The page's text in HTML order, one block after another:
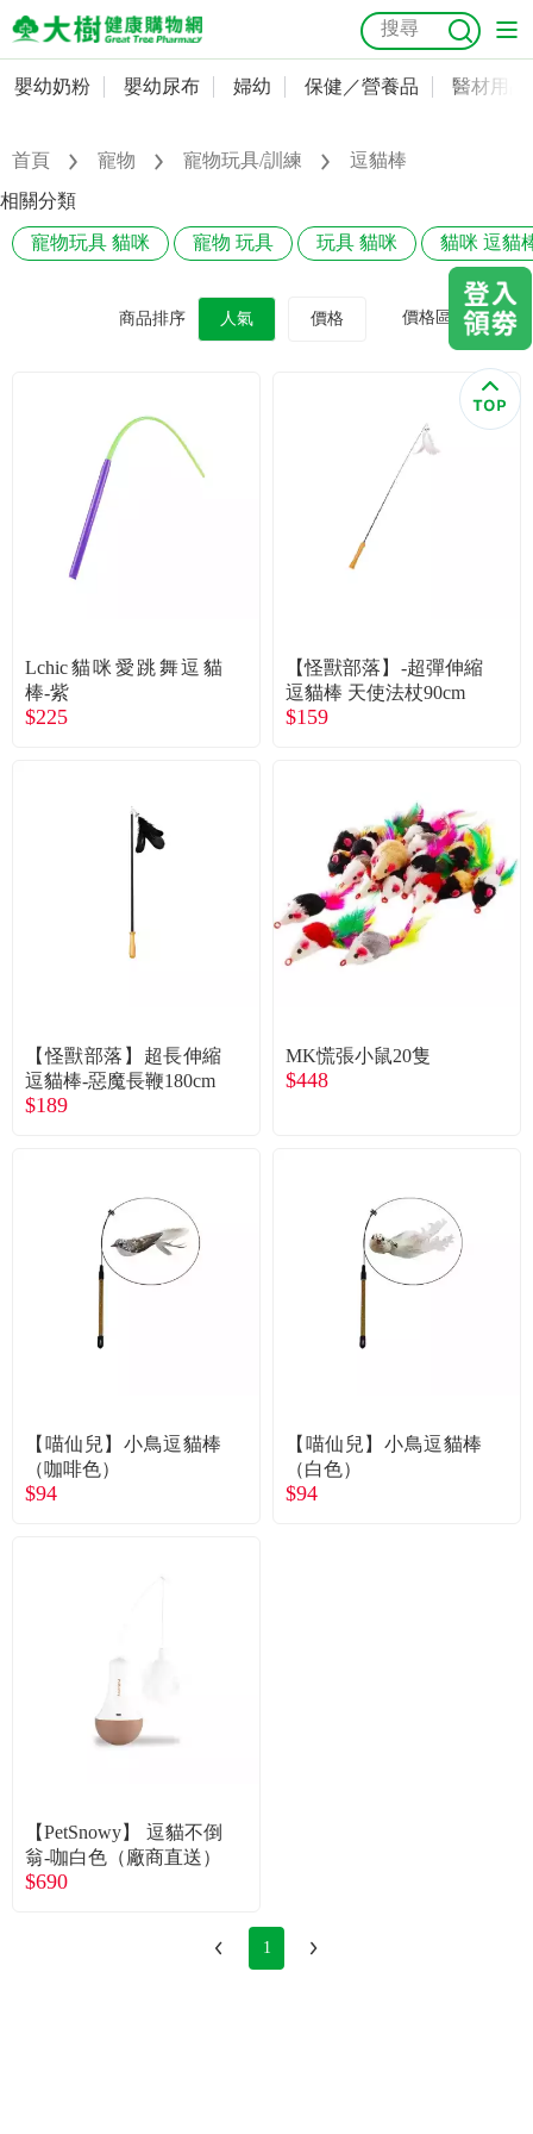
嬰幼奶粉
嬰幼尿布
婦幼
美容／個人清潔
食品／健康食補
名人嚴選
常見問題
抗菌 尿布 大樹獨家 益生菌 魚油 幼兒米餅
奶瓶奶嘴
會員資料及密碼修改
常用收件人清單
訂單查詢
優惠券領取
優惠券查詢
嬰幼奶粉 嬰幼尿布 婦幼 保健／營養品 醫材用品
首頁 寵物 寵物玩具/訓練
逗貓棒
相關分類
寵物玩具 貓咪 寵物 玩具 玩具 貓咪 貓咪 逗貓
商品排序 人氣 價格 價格區間
Lchic貓咪愛跳舞逗貓
棒-紫
$225
【怪獸部落】-超彈伸縮
逗貓棒 天使法杖90cm
$159
【怪獸部落】超長伸縮
逗貓棒-惡魔長鞭180cm
$189
MK慌張小鼠20隻
$448
【喵仙兒】小鳥逗貓棒
（咖啡色）
$94
【喵仙兒】小鳥逗貓棒
（白色）
$94
【PetSnowy】 逗貓不倒
翁-咖白色（廠商直送）
$690
1